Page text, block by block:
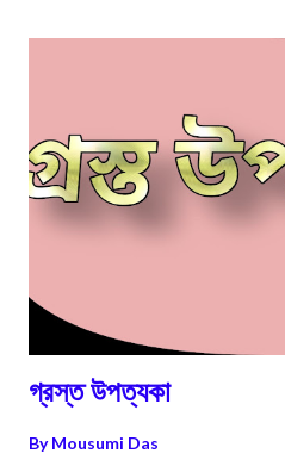
তিথিতে পৃথিবীর একই পাশে একই সরলরেখায়
সূর্য ও চাঁদের মাঝে পৃথিবী একই সরলরেখায়
গ্রস্ত উপত্যকা
ByMousumi Das